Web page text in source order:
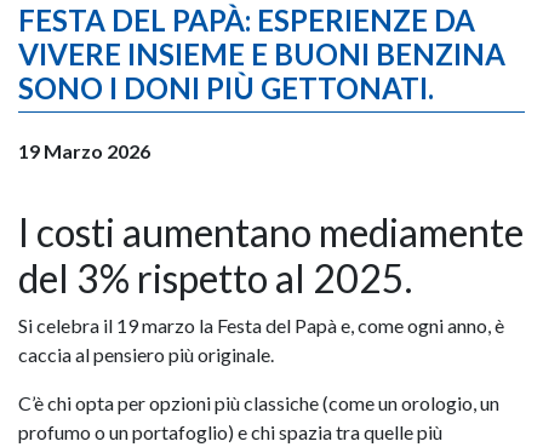
FESTA DEL PAPÀ: ESPERIENZE DA
VIVERE INSIEME E BUONI BENZINA
SONO I DONI PIÙ GETTONATI.
19 Marzo 2026
I costi aumentano mediamente
del 3% rispetto al 2025.
Si celebra il 19 marzo la Festa del Papà e, come ogni anno, è
caccia al pensiero più originale.
C’è chi opta per opzioni più classiche (come un orologio, un
profumo o un portafoglio) e chi spazia tra quelle più